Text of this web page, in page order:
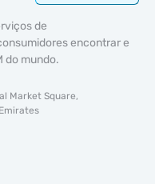
de
encontrar e
do mundo.
Market Square,